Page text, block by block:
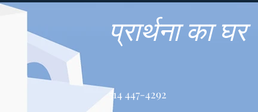
प्रार्थना का घर
514 447-4292